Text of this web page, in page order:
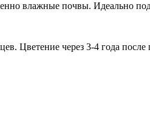
влажные почвы. Идеально
Цветение через 3-4 года после